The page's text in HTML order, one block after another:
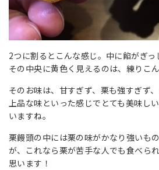
2つに割るとこんな感じ。中に餡がぎっ
その中央に黄色く見えるのは、練りこ
そのお味は、甘すぎず、栗も強すぎず
上品な味といった感じでとても美味し
いますね。
栗饅頭の中には栗の味がかなり強いも
が、これなら栗が苦手な人でも食べら
思います！